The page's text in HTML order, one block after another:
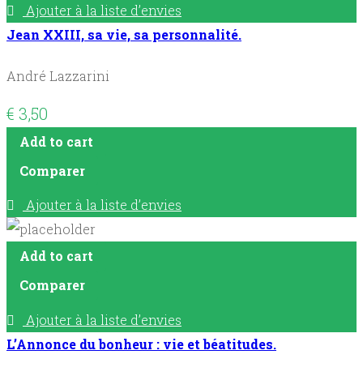
Ajouter à la liste d’envies
Jean XXIII, sa vie, sa personnalité.
André Lazzarini
€ 3,50
Add to cart
Comparer
Ajouter à la liste d’envies
Add to cart
Comparer
Ajouter à la liste d’envies
L’Annonce du bonheur : vie et béatitudes.